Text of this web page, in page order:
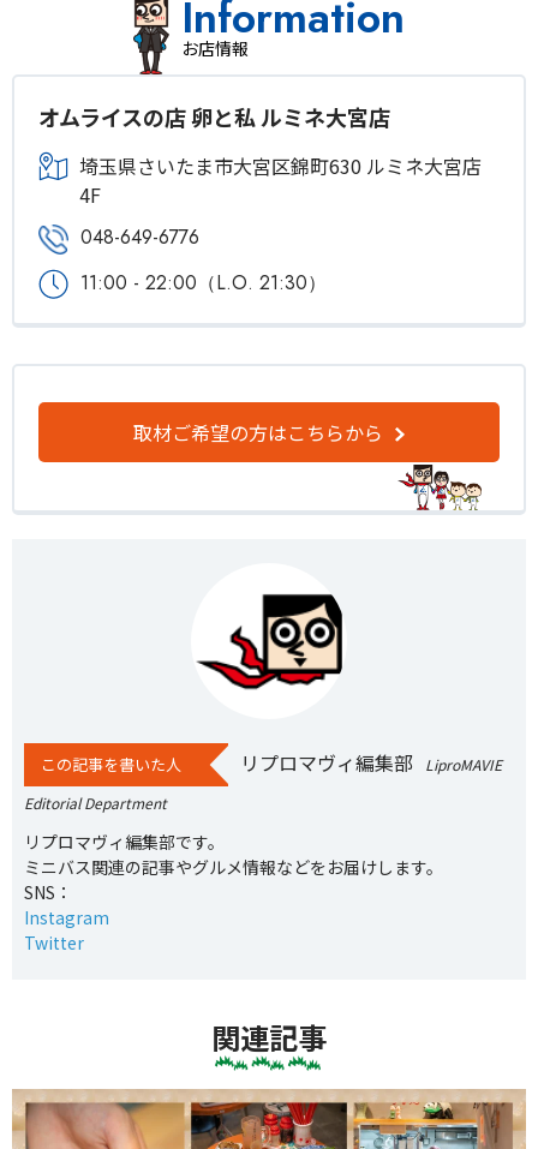
Information
お店情報
オムライスの店 卵と私 ルミネ大宮店
埼玉県さいたま市大宮区錦町630 ルミネ大宮店
4F
048-649-6776
11:00 - 22:00（L.O. 21:30）
取材ご希望の方はこちらから
この記事を書いた人 リプロマヴィ編集部
LiproMAVIE
Editorial Department
リプロマヴィ編集部です。
ミニバス関連の記事やグルメ情報などをお届けします。
SNS：
Instagram
Twitter
関連記事